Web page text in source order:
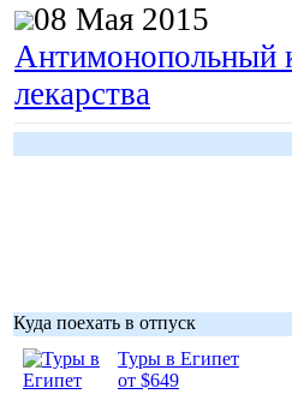
08 Мая 2015
Антимонопольный
лекарства
Куда поехать в отпуск
Туры в Египет
от $649